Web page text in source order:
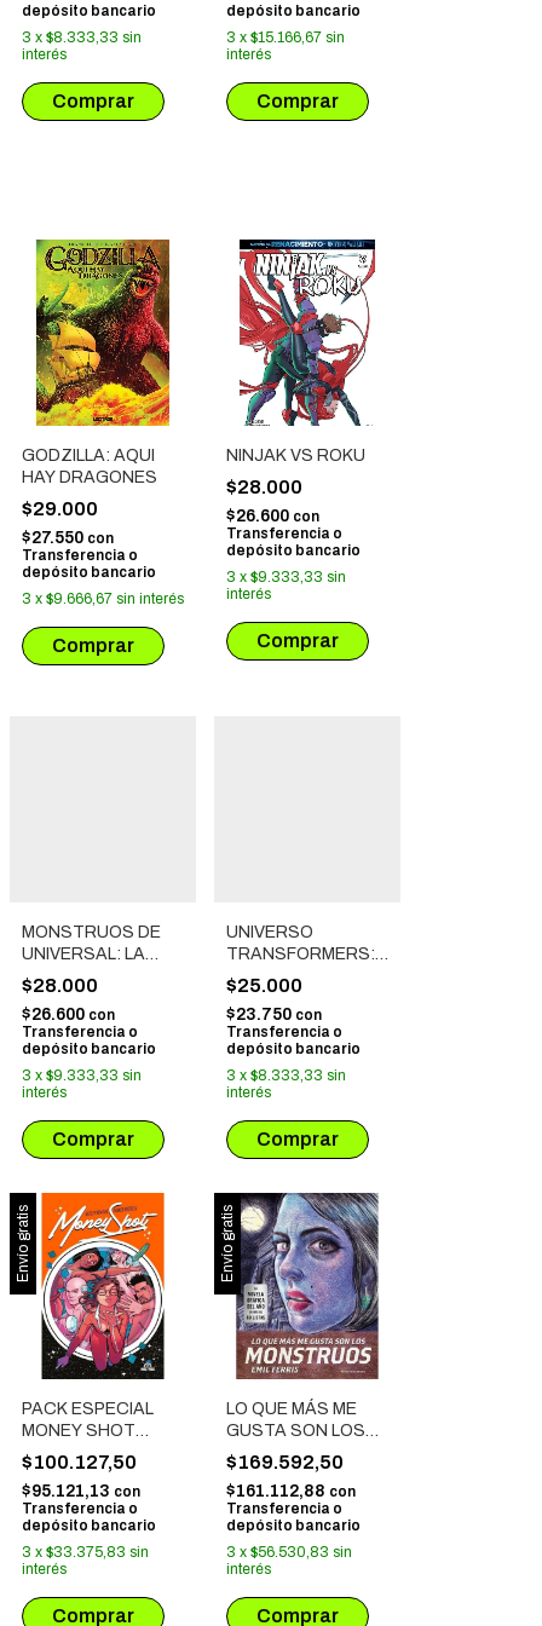
depósito bancario
3 x $8.333,33 sin
interés
depósito bancario
3 x $15.166,67 sin
interés
GODZILLA: AQUI
HAY DRAGONES
$29.000
$27.550 con
Transferencia o
depósito bancario
3 x $9.666,67 sin interés
NINJAK VS ROKU
$28.000
$26.600 con
Transferencia o
depósito bancario
3 x $9.333,33 sin
interés
MONSTRUOS DE
UNIVERSAL: LA
MOMIA
$28.000
$26.600 con
Transferencia o
depósito bancario
3 x $9.333,33 sin
interés
UNIVERSO
TRANSFORMERS:
G.I JOE # 01: ¡LA
COBRA ATACA!
$25.000
$23.750 con
Transferencia o
depósito bancario
3 x $8.333,33 sin
interés
Envío gratis
PACK ESPECIAL
MONEY SHOT
OBRA COMPLETA
$100.127,50
$95.121,13 con
Transferencia o
depósito bancario
3 x $33.375,83 sin
interés
Envío gratis
LO QUE MÁS ME
GUSTA SON LOS
MONSTRUOS # 01
$169.592,50
$161.112,88 con
Transferencia o
depósito bancario
3 x $56.530,83 sin
interés